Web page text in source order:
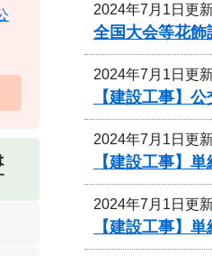
2024年7月1日更
全国大会等花飾
2024年7月1日更
【建設工事】
2024年7月1日更
【建設工事】
2024年7月1日更
【建設工事】